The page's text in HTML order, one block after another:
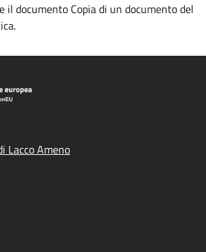
il documento Copia di un documento del
Lacco Ameno